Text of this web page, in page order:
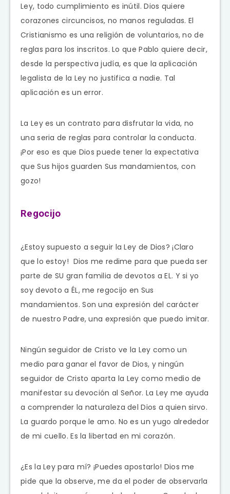
Ley, todo cumplimiento es inútil. Dios quiere
corazones circuncisos, no manos reguladas. El
Cristianismo es una religión de voluntarios, no de
reglas para los inscritos. Lo que Pablo quiere decir,
desde la perspectiva judía, es que la aplicación
legalista de la Ley no justifica a nadie. Tal
aplicación es un error.
La Ley es un contrato para disfrutar la vida, no
una seria de reglas para controlar la conducta.
¡Por eso es que Dios puede tener la expectativa
que Sus hijos guarden Sus mandamientos, con
gozo!
Regocijo
¿Estoy supuesto a seguir la Ley de Dios? ¡Claro
que lo estoy! Dios me redime para que pueda ser
parte de SU gran familia de devotos a EL. Y si yo
soy devoto a ÉL, me regocijo en Sus
mandamientos. Son una expresión del carácter
de nuestro Padre, una expresión que puedo imitar.
Ningún seguidor de Cristo ve la Ley como un
medio para ganar el favor de Dios, y ningún
seguidor de Cristo aparta la Ley como medio de
manifestar su devoción al Señor. La Ley me ayuda
a comprender la naturaleza del Dios a quien sirvo.
La guardo porque le amo. No es un yugo alrededor
de mi cuello. Es la libertad en mi corazón.
¿Es la Ley para mí? ¡Puedes apostarlo! Dios me
pide que la observe, me da el poder de observarla